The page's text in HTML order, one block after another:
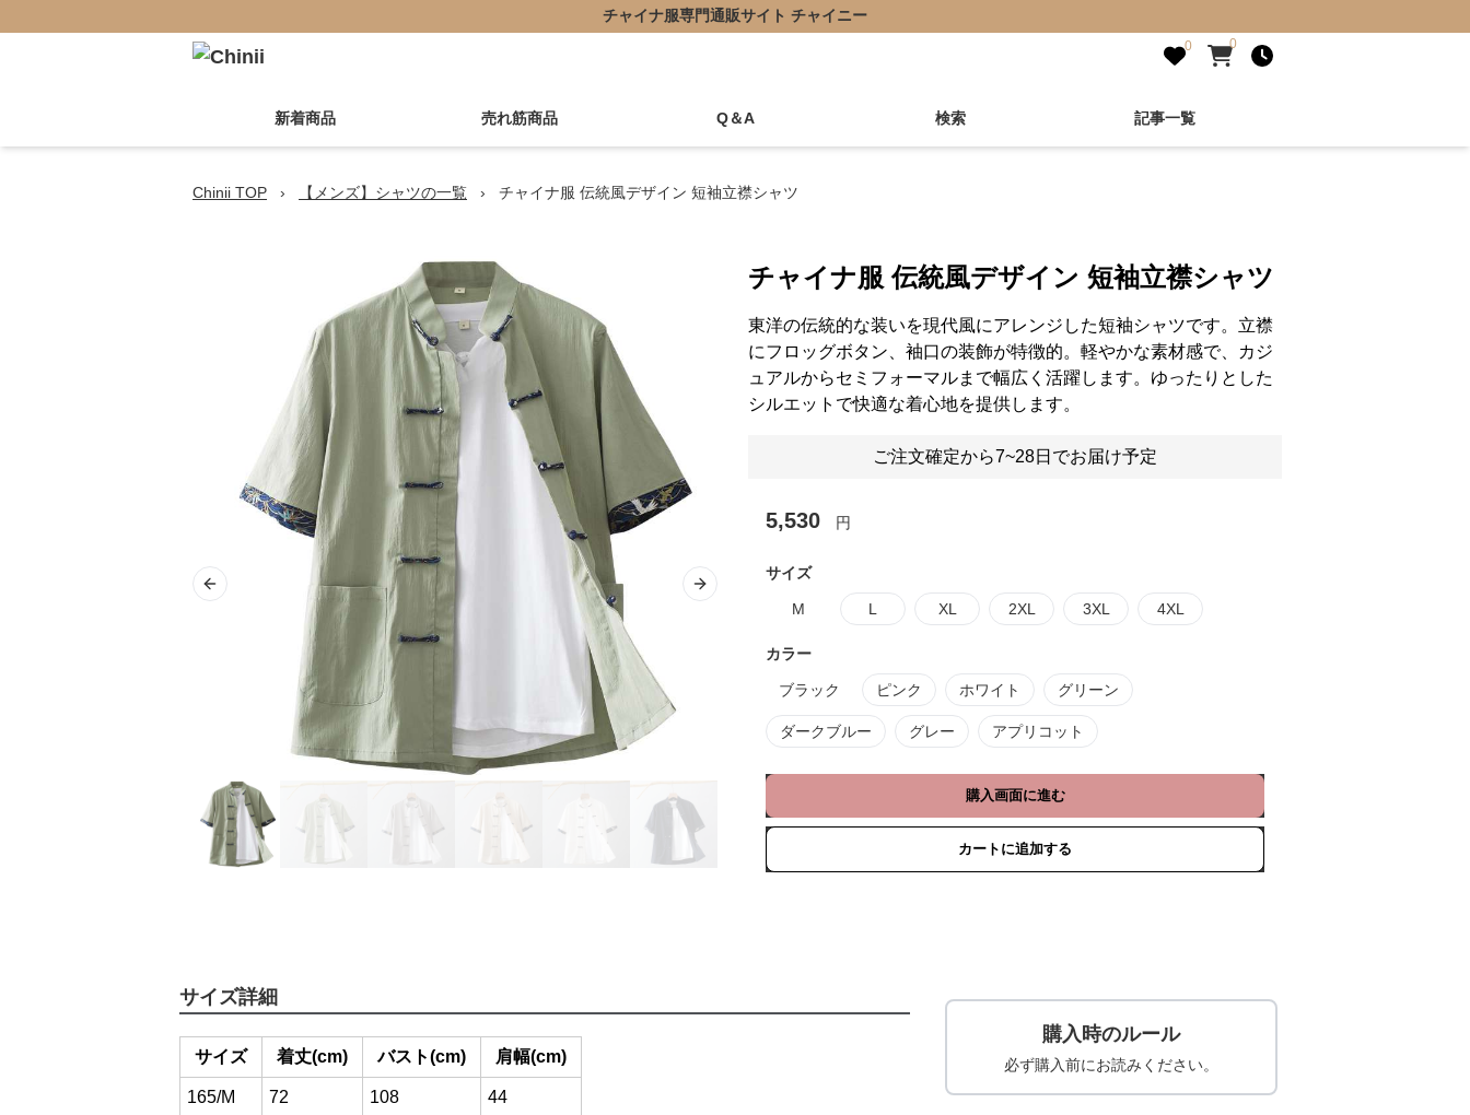
チャイナ服専門通販サイト チャイニー
0 0
新着商品 売れ筋商品 Q＆A 検索 記事一覧
Chinii TOP › 【メンズ】シャツの一覧 › チャイナ服 伝統風デザイン 短袖立襟シャツ
Previous slide Next slide
チャイナ服 伝統風デザイン 短袖立襟シャツ
東洋の伝統的な装いを現代風にアレンジした短袖シャツです。立襟
にフロッグボタン、袖口の装飾が特徴的。軽やかな素材感で、カジ
ュアルからセミフォーマルまで幅広く活躍します。ゆったりとした
シルエットで快適な着心地を提供します。
ご注文確定から7~28日でお届け予定
5,530 円
サイズ
M L XL 2XL 3XL 4XL
カラー
ブラック ピンク ホワイト グリーン
ダークブルー グレー アプリコット
購入画面に進む
カートに追加する
サイズ詳細
サイズ 着丈(cm) バスト(cm) 肩幅(cm)
165/M 72 108 44
購入時のルール
必ず購入前にお読みください。